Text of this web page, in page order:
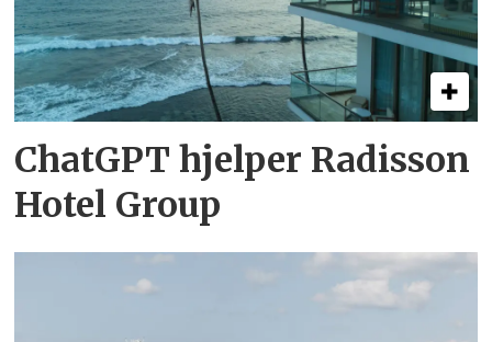
ChatGPT hjelper Radisson
Hotel Group